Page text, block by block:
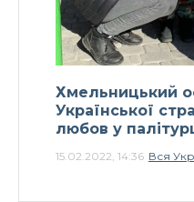
Хмельницький
Української
любов у
15.02.2022, 14:36 Вся